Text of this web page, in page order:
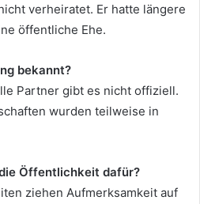
verheiratet. Er hatte längere
öffentliche Ehe.
bekannt?
Partner gibt es nicht offiziell.
wurden teilweise in
Öffentlichkeit dafür?
ziehen Aufmerksamkeit auf